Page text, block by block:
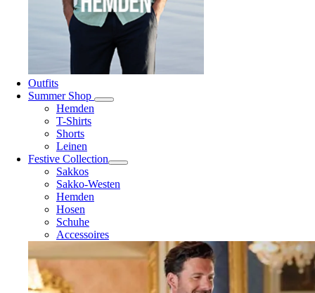
Outfits
Summer Shop
Hemden
T-Shirts
Shorts
Leinen
Festive Collection
Sakkos
Sakko-Westen
Hemden
Hosen
Schuhe
Accessoires